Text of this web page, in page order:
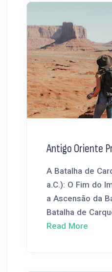
Antigo Oriente
A Batalha de
a.C.): O Fim do
a Ascensão da
Batalha de
Read More